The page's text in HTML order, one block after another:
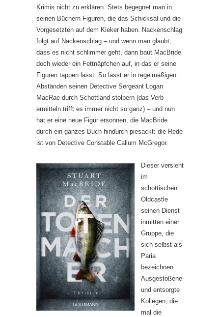
Krimis nicht zu erklären. Stets begegnet man in
seinen Büchern Figuren, die das Schicksal und die
Vorgesetzten auf dem Kieker haben. Nackenschlag
folgt auf Nackenschlag – und wenn man glaubt,
dass es nicht schlimmer geht, dann baut MacBride
doch wieder ein Fettnäpfchen auf, in das er seine
Figuren tappen lässt. So lässt er in regelmäßigen
Abständen seinen Detective Sergeant Logan
MacRae durch Schottland stolpern (das Verb
ermitteln trifft es immer nicht so ganz) – und nun
hat er eine neue Figur ersonnen, die MacBride
durch ein ganzes Buch hindurch piesackt: die Rede
ist von Detective Constable Callum McGregor.
Dieser versieht
im
schottischen
Oldcastle
seinen Dienst
inmitten einer
Gruppe, die
sich selbst als
Paria
bezeichnen.
Ausgestoßene
und entsorgte
Kollegen, die
mal die